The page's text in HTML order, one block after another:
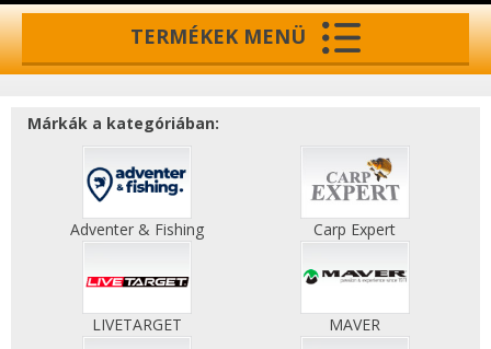
TERMÉKEK MENÜ
Márkák a kategóriában:
Adventer & Fishing Carp Expert
LIVETARGET MAVER